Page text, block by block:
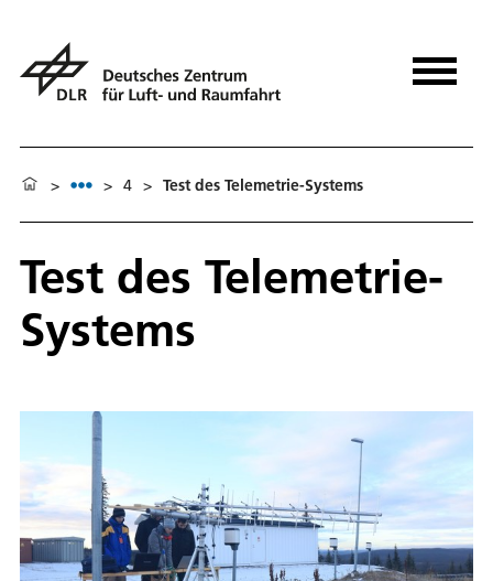
> > 4 > Test des Telemetrie-Systems
Test des Telemetrie-
Systems